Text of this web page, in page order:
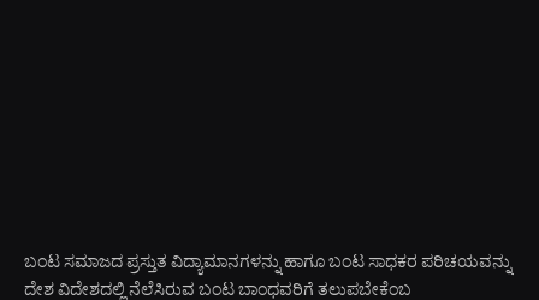
ಬಂಟ ಸಮಾಜದ ಪ್ರಸ್ತುತ ವಿದ್ಯಾಮಾನಗಳನ್ನು ಹಾಗೂ ಬಂಟ ಸಾಧಕರ ಪರಿಚಯವನ್ನು
ದೇಶ ವಿದೇಶದಲ್ಲಿ ನೆಲೆಸಿರುವ ಬಂಟ ಬಾಂಧವರಿಗೆ ತಲುಪಬೇಕೆಂಬ